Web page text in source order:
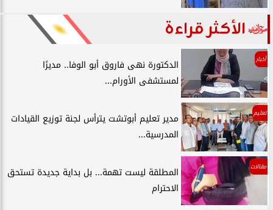
الأكثر قراءة
أخبار
الدكتورة نهى فاروق أبو الوفا.. مديرًا
لمستشفى الأورام...
تعليم
مدير تعليم أبوتشت يترأس لجنة توزيع القيادات
المدرسية...
مقالات
المطلقة ليست تهمة... بل بداية جديدة تستحق
الاحترام